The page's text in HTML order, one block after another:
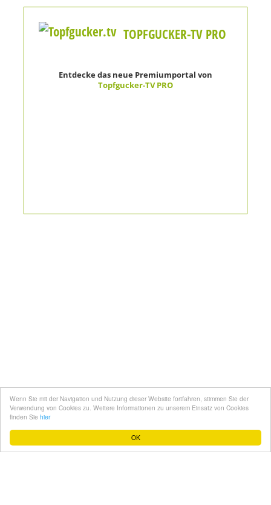
OK
Wenn Sie mit der Navigation und Nutzung dieser Website fortfahren, stimmen Sie der
Verwendung von Cookies zu. Weitere Informationen zu unserem Einsatz von Cookies
finden Sie hier
TOPFGUCKER-TV PRO
Entdecke das neue Premiumportal von
Topfgucker-TV PRO
Topfgucker werden
Über uns
Datenschutz